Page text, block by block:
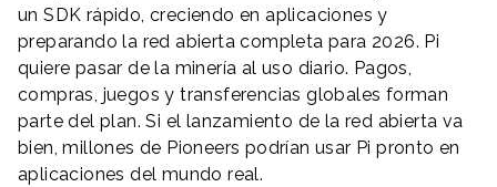
un SDK rápido, creciendo en aplicaciones y
preparando la red abierta completa para 2026. Pi
quiere pasar de la minería al uso diario. Pagos,
compras, juegos y transferencias globales forman
parte del plan. Si el lanzamiento de la red abierta va
bien, millones de Pioneers podrían usar Pi pronto en
aplicaciones del mundo real.